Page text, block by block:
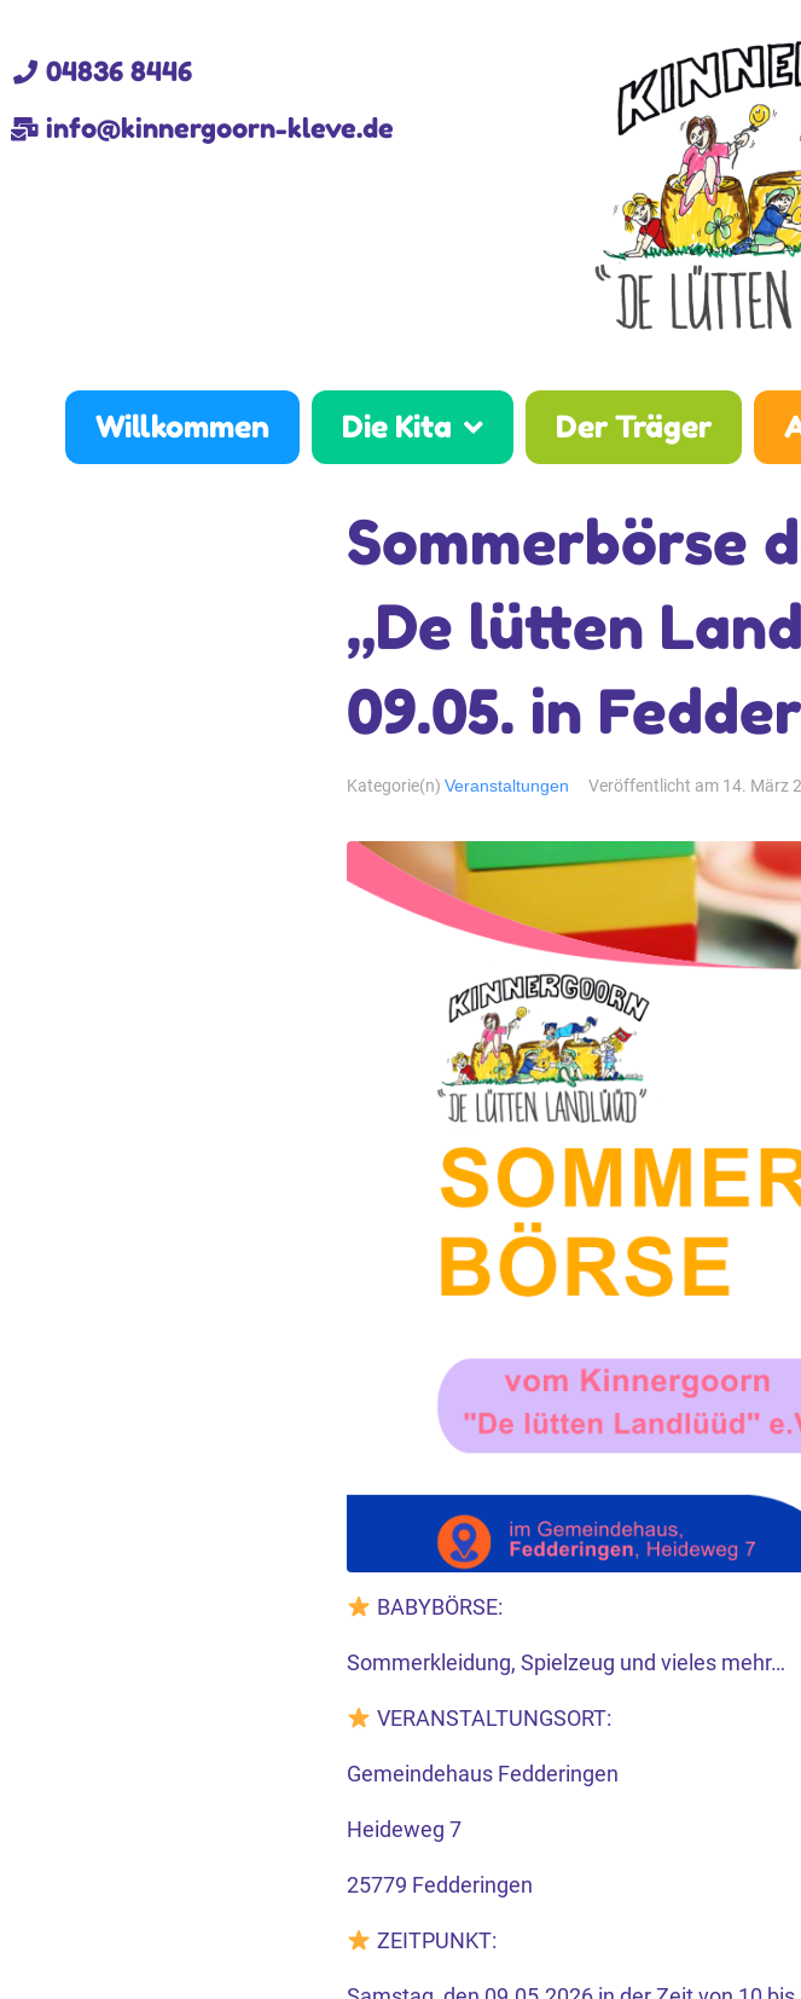
04836 8446
info@kinnergoorn-kleve.de
Willkommen Die Kita Der Träger
Sommerbörse
„De lütten
09.05. in
Kategorie(n) Veranstaltungen Veröffentlicht am 14. März
BABYBÖRSE:
Sommerkleidung, Spielzeug und vieles mehr…
VERANSTALTUNGSORT:
Gemeindehaus Fedderingen
Heideweg 7
25779 Fedderingen
ZEITPUNKT: